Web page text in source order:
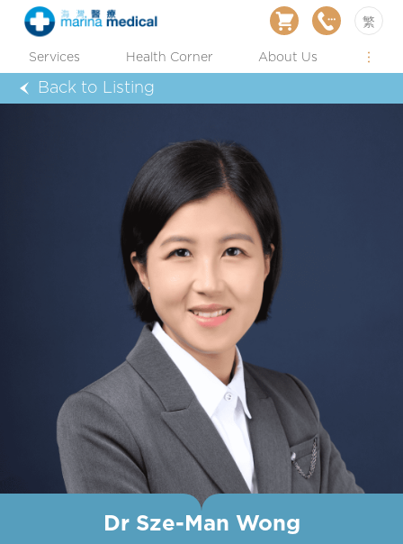
繁
Services Health Corner About Us
Back to Listing
Dr Sze-Man Wong